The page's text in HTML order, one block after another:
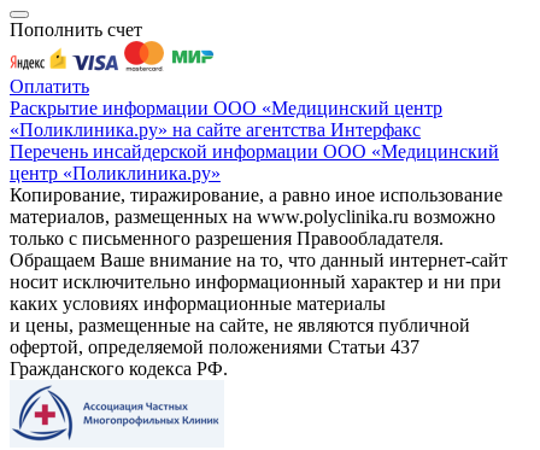
Пополнить счет
Оплатить
Раскрытие информации ООО «Медицинский центр
«Поликлиника.ру» на сайте агентства Интерфакс
Перечень инсайдерской информации ООО «Медицинский
центр «Поликлиника.ру»
Копирование, тиражирование, а равно иное использование
материалов, размещенных на www.polyclinika.ru возможно
только с письменного разрешения Правообладателя.
Обращаем Ваше внимание на то, что данный интернет-сайт
носит исключительно информационный характер и ни при
каких условиях информационные материалы
и цены, размещенные на сайте, не являются публичной
офертой, определяемой положениями Статьи 437
Гражданского кодекса РФ.